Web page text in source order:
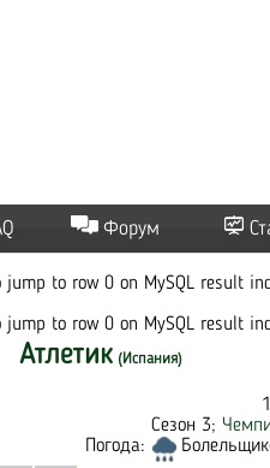
Форум
to row 0 on MySQL result
to row 0 on MySQL result
Атлетик (Испания)
Сезон 3;
Погода: